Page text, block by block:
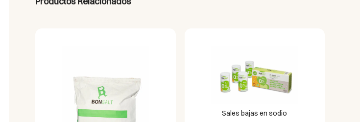
Sales bajas en sodio